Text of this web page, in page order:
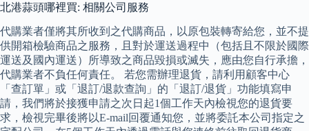
北港蒜頭哪裡買: 相關公司服務
代購業者僅將其所收到之代購商品，以原包裝轉寄給您，並不提
供開箱檢驗商品之服務，且對於運送過程中（包括且不限於國際
運送及國內運送）所導致之商品毀損或滅失，應由您自行承擔，
代購業者不負任何責任。 若您需辦理退貨，請利用顧客中心
「查訂單」或「退訂/退款查詢」的「退訂/退貨」功能填寫申
請，我們將於接獲申請之次日起1個工作天內檢視您的退貨要
求，檢視完畢後將以E-mail回覆通知您，並將委託本公司指定之